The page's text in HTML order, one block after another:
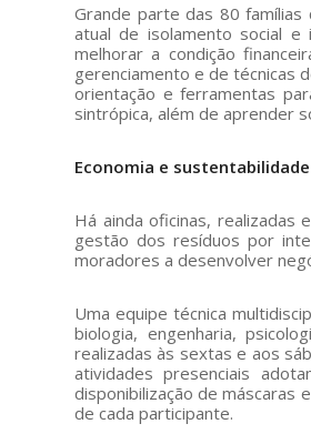
Grande parte das 80
atual de isolamento social e
melhorar a condição
gerenciamento e de técnicas
orientação e ferramentas
sintrópica, além de aprender
Economia e sustentabilidade
Há ainda oficinas, realizadas
gestão dos resíduos por
moradores a desenvolver
Uma equipe técnica
biologia, engenharia,
realizadas às sextas e aos
atividades presenciais
disponibilização de máscaras
de cada participante.